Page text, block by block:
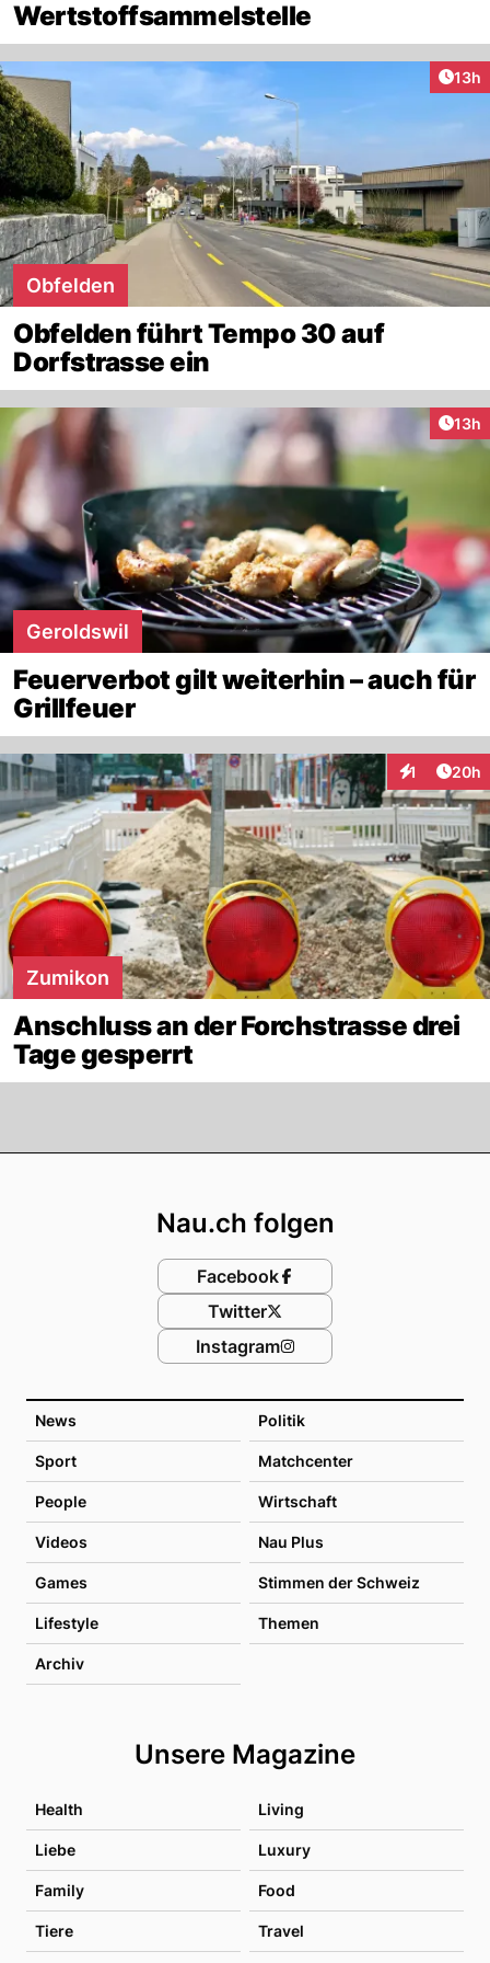
Wertstoffsammelstelle
13h
Obfelden
Obfelden führt Tempo 30 auf
Dorfstrasse ein
13h
Geroldswil
Feuerverbot gilt weiterhin – auch für
Grillfeuer
1
Interaktionen
20h
Zumikon
Anschluss an der Forchstrasse drei
Tage gesperrt
News Politik
Sport Matchcenter
People Wirtschaft
Videos Nau Plus
Games Stimmen der Schweiz
Lifestyle Themen
Archiv
Unsere Magazine
Health Living
Liebe Luxury
Family Food
Tiere Travel
Nau.ch folgen
Facebook
Twitter
Instagram